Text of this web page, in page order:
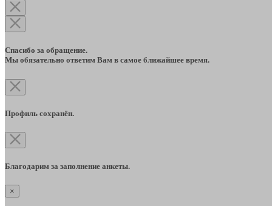
Спасибо за обращение.
Мы обязательно ответим Вам в самое ближайшее время.
Профиль сохранён.
Благодарим за заполнение анкеты.
×